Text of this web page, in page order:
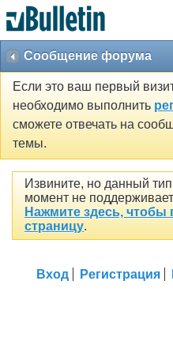
Сообщение форума
Если это ваш первый
необходимо выполнить
сможете отвечать на
темы.
Извините, но данный
момент не
Нажмите здесь, чтобы
страницу.
Вход Регистрация